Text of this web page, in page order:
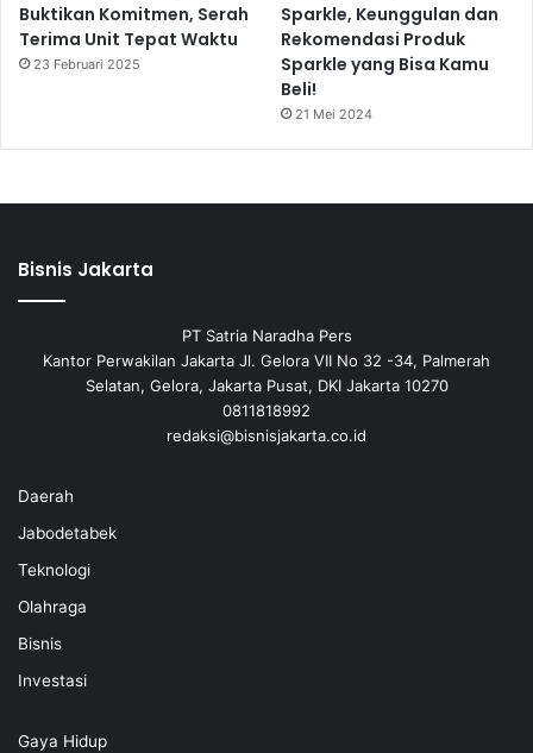
Buktikan Komitmen, Serah
Terima Unit Tepat Waktu
23 Februari 2025
Sparkle, Keunggulan dan
Rekomendasi Produk
Sparkle yang Bisa Kamu
Beli!
21 Mei 2024
Bisnis Jakarta
PT Satria Naradha Pers
Kantor Perwakilan Jakarta Jl. Gelora VII No 32 -34, Palmerah
Selatan, Gelora, Jakarta Pusat, DKI Jakarta 10270
0811818992
redaksi@bisnisjakarta.co.id
Daerah
Jabodetabek
Teknologi
Olahraga
Bisnis
Investasi
Gaya Hidup